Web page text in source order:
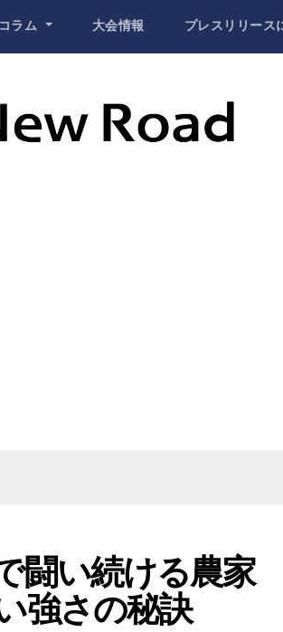
コラム 大会情報 プレスリリース
闘い続ける農家
強さの秘訣